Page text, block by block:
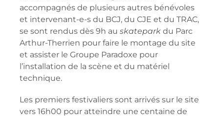
accompagnés de plusieurs autres bénévoles
et intervenant-e-s du BCJ, du CJE et du TRAC,
se sont rendus dès 9h au skatepark du Parc
Arthur-Therrien pour faire le montage du site
et assister le Groupe Paradoxe pour
l’installation de la scène et du matériel
technique.
Les premiers festivaliers sont arrivés sur le site
vers 16h00 pour atteindre une centaine de